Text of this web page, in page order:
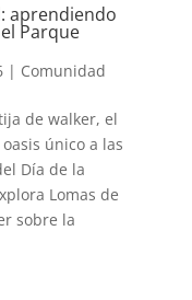
aprendiendo
Parque
| Comunidad
de walker, el
único a las
Día de la
Lomas de
sobre la